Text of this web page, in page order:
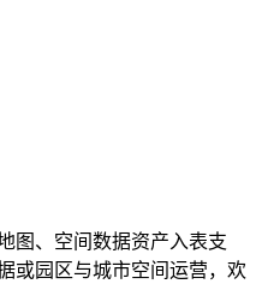
图、空间数据资产入表支
或园区与城市空间运营，欢